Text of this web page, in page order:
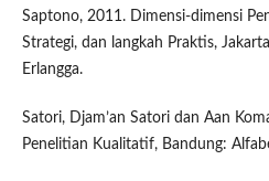
Saptono, 2011. Dimensi-dimensi
Strategi, dan langkah Praktis,
Erlangga.
Satori, Djam’an Satori dan Aan
Penelitian Kualitatif, Bandung: